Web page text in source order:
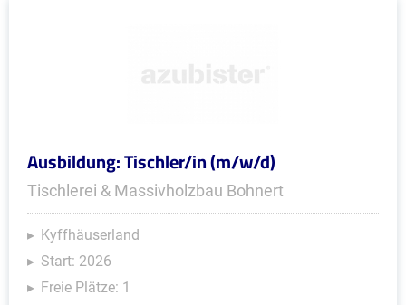
Ausbildung: Tischler/in (m/w/d)
Tischlerei & Massivholzbau Bohnert
Kyffhäuserland
Start: 2026
Freie Plätze: 1